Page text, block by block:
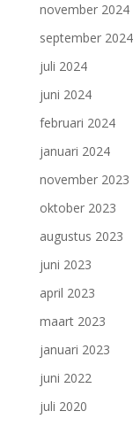
november 2024
september 2024
juli 2024
juni 2024
februari 2024
januari 2024
november 2023
oktober 2023
augustus 2023
juni 2023
april 2023
maart 2023
januari 2023
juni 2022
juli 2020